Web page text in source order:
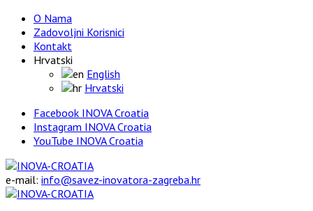
O Nama
Zadovoljni Korisnici
Kontakt
Hrvatski
English
Hrvatski
Facebook INOVA Croatia
Instagram INOVA Croatia
YouTube INOVA Croatia
e-mail: info@savez-inovatora-zagreba.hr